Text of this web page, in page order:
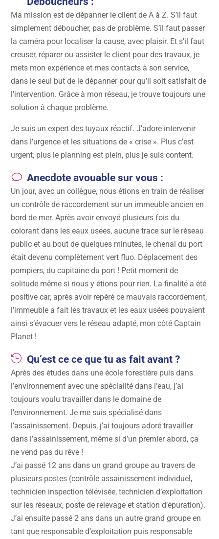
Ma mission est de dépanner le client de A à Z. S’il faut
simplement déboucher, pas de problème. S’il faut passer
la caméra pour localiser la cause, avec plaisir. Et s’il faut
creuser, réparer ou assister le client pour des travaux, je
mets mon expérience et mes contacts à son service,
dans le seul but de le dépanner pour qu’il soit satisfait de
l’intervention. Grâce à mon réseau, je trouve toujours une
solution à chaque problème.
Je suis un expert des tuyaux réactif. J’adore intervenir
dans l’urgence et les situations de « crise ». Plus c’est
urgent, plus le planning est plein, plus je suis content.
v Anecdote avouable sur vous :
Un jour, avec un collègue, nous étions en train de réaliser
un contrôle de raccordement sur un immeuble ancien en
bord de mer. Après avoir envoyé plusieurs fois du
colorant dans les eaux usées, aucune trace sur le réseau
public et au bout de quelques minutes, le chenal du port
était devenu complètement vert fluo. Déplacement des
pompiers, du capitaine du port ! Petit moment de
solitude même si nous y étions pour rien. La finalité a été
positive car, après avoir repéré ce mauvais raccordement,
l’immeuble a fait les travaux et les eaux usées pouvaient
ainsi s’évacuer vers le réseau adapté, mon côté Captain
Planet !
 Qu’est ce ce que tu as fait avant ?
Après des études dans une école forestière puis dans
l’environnement avec une spécialité dans l’eau, j’ai
toujours voulu travailler dans le domaine de
l’environnement. Je me suis spécialisé dans
l’assainissement. Depuis, j’ai toujours adoré travailler
dans l’assainissement, même si d’un premier abord, ça
ne vend pas du rêve !
J’ai passé 12 ans dans un grand groupe au travers de
plusieurs postes (contrôle assainissement individuel,
technicien inspection télévisée, technicien d’exploitation
sur les réseaux, poste de relevage et station d’épuration).
J’ai ensuite passé 2 ans dans un autre grand groupe en
tant que responsable d’exploitation puis responsable